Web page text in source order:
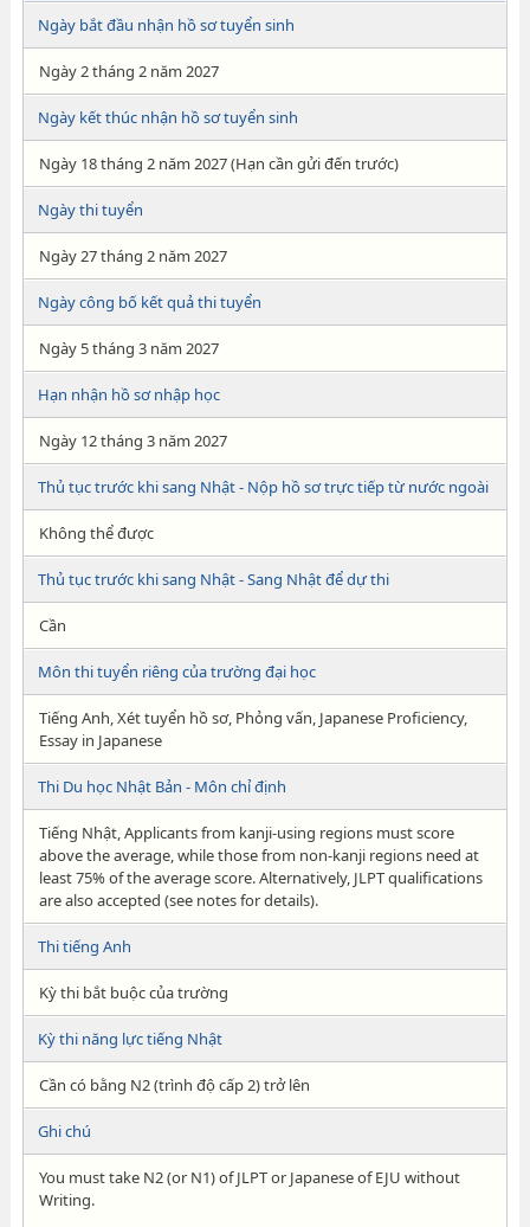
Ngày bắt đầu nhận hồ sơ tuyển sinh
Ngày 2 tháng 2 năm 2027
Ngày kết thúc nhận hồ sơ tuyển sinh
Ngày 18 tháng 2 năm 2027 (Hạn cần gửi đến trước)
Ngày thi tuyển
Ngày 27 tháng 2 năm 2027
Ngày công bố kết quả thi tuyển
Ngày 5 tháng 3 năm 2027
Hạn nhận hồ sơ nhập học
Ngày 12 tháng 3 năm 2027
Thủ tục trước khi sang Nhật - Nộp hồ sơ trực tiếp từ nước ngoài
Không thể được
Thủ tục trước khi sang Nhật - Sang Nhật để dự thi
Cần
Môn thi tuyển riêng của trường đại học
Tiếng Anh, Xét tuyển hồ sơ, Phỏng vấn, Japanese Proficiency,
Essay in Japanese
Thi Du học Nhật Bản - Môn chỉ định
Tiếng Nhật, Applicants from kanji-using regions must score
above the average, while those from non-kanji regions need at
least 75% of the average score. Alternatively, JLPT qualifications
are also accepted (see notes for details).
Thi tiếng Anh
Kỳ thi bắt buộc của trường
Kỳ thi năng lực tiếng Nhật
Cần có bằng N2 (trình độ cấp 2) trở lên
Ghi chú
You must take N2 (or N1) of JLPT or Japanese of EJU without
Writing.